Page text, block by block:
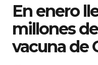
En enero
millones
vacuna de